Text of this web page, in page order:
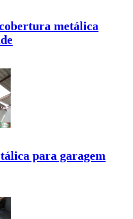
metálica
para garagem